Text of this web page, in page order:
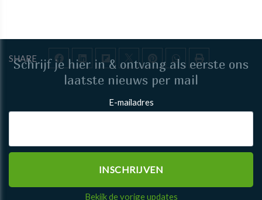
SHARE
Schrijf je hier in & ontvang als eerste ons
laatste nieuws per mail
E-mailadres
Bekijk de vorige updates